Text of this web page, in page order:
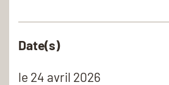
Date(s)
le 24 avril 2026